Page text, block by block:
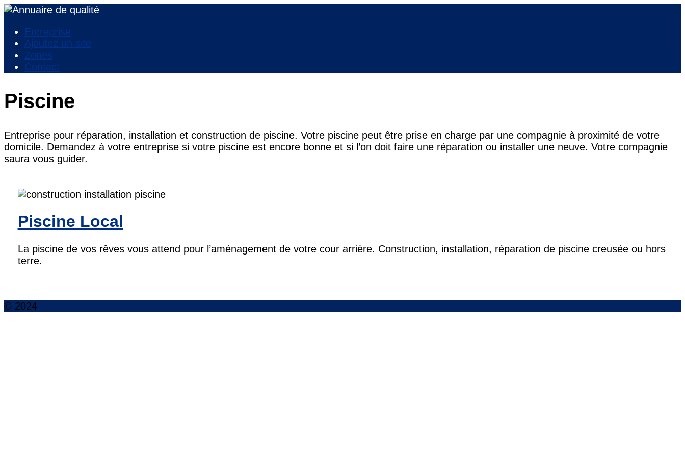
Entreprise
Ajoutez un site
Zones
Contact
Piscine
Entreprise pour réparation, installation et construction de piscine. Votre piscine peut être prise en charge par une compagnie à proximité de votre
domicile. Demandez à votre entreprise si votre piscine est encore bonne et si l’on doit faire une réparation ou installer une neuve. Votre compagnie
saura vous guider.
Piscine Local
La piscine de vos rêves vous attend pour l’aménagement de votre cour arrière. Construction, installation, réparation de piscine creusée ou hors
terre.
© 2024